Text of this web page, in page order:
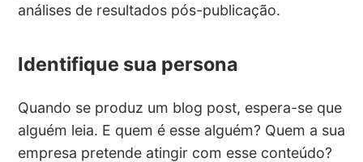
análises de resultados pós-publicação.
Identifique sua persona
Quando se produz um blog post, espera-se que
alguém leia. E quem é esse alguém? Quem a sua
empresa pretende atingir com esse conteúdo?